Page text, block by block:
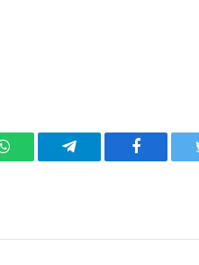
WhatsAppTelegram Facebook